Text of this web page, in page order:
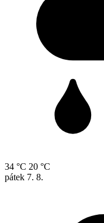
34 °C 20 °C
pátek 7. 8.